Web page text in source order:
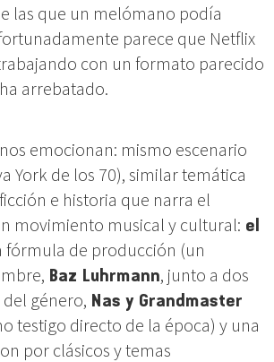
las que un melómano podía
parece que Netflix
con un formato parecido
arrebatado.
emocionan: mismo escenario
York de los 70), similar temática
e historia que narra el
movimiento musical y cultural: el
fórmula de producción (un
Baz Luhrmann, junto a dos
género, Nas y Grandmaster
testigo directo de la época) y una
por clásicos y temas